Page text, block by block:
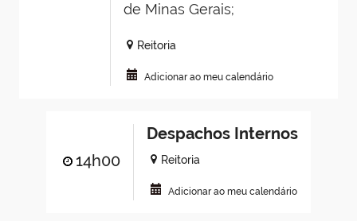
de Minas Gerais;
Reitoria
Adicionar ao meu calendário
14h00
Despachos Internos
Reitoria
Adicionar ao meu calendário